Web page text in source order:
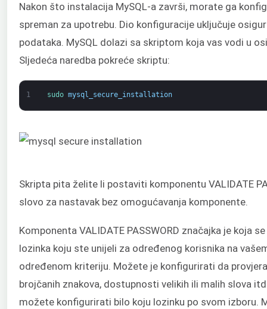
Nakon što instalacija MySQL-a završi, morate ga
spreman za upotrebu. Dio konfiguracije uključuje
podataka. MySQL dolazi sa skriptom koja vas vodi u
Sljedeća naredba pokreće skriptu:
1 sudo mysql_secure_installation
Skripta pita želite li postaviti komponentu VALIDATE
slovo za nastavak bez omogućavanja komponente.
Komponenta VALIDATE PASSWORD značajka je koja
lozinka koju ste unijeli za određenog korisnika na
određenom kriteriju. Možete je konfigurirati da
brojčanih znakova, dostupnosti velikih ili malih slova
možete konfigurirati bilo koju lozinku po svom izboru.